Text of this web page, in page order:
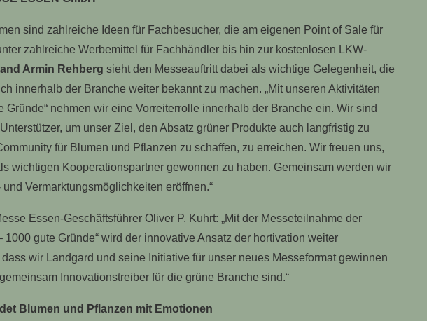
sind zahlreiche Ideen für Fachbesucher, die am eigenen Point of Sale für
zahlreiche Werbemittel für Fachhändler bis hin zur kostenlosen LKW-
Armin Rehberg sieht den Messeauftritt dabei als wichtige Gelegenheit, die
innerhalb der Branche weiter bekannt zu machen. „Mit unseren Aktivitäten
Gründe“ nehmen wir eine Vorreiterrolle innerhalb der Branche ein. Wir sind
um unser Ziel, den Absatz grüner Produkte auch langfristig zu
für Blumen und Pflanzen zu schaffen, zu erreichen. Wir freuen uns,
wichtigen Kooperationspartner gewonnen zu haben. Gemeinsam werden wir
Vermarktungsmöglichkeiten eröffnen.“
Essen-Geschäftsführer Oliver P. Kuhrt: „Mit der Messeteilnahme der
1000 gute Gründe“ wird der innovative Ansatz der hortivation weiter
wir Landgard und seine Initiative für unser neues Messeformat gewinnen
Innovationstreiber für die grüne Branche sind.“
Blumen und Pflanzen mit Emotionen